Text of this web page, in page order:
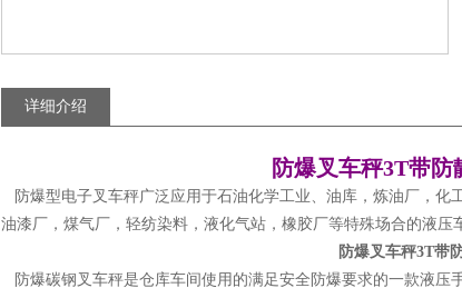
详细介绍
防爆叉车秤3T带
防爆型电子叉车秤广泛应用于石油化学工业、油库，炼油厂，化
油漆厂，煤气厂，轻纺染料，液化气站，橡胶厂等特殊场合的液压
防爆叉车秤3T带
防爆碳钢叉车秤是仓库车间使用的满足安全防爆要求的一款液压